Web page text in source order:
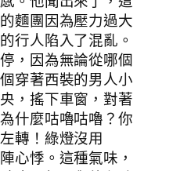
麵團因為壓力過大
行人陷入了混亂。
，因為無論從哪個
穿著西裝的男人小
，搖下車窗，對著
什麼咕嚕咕嚕？你
轉！綠燈沒用
心悸。這種氣味，